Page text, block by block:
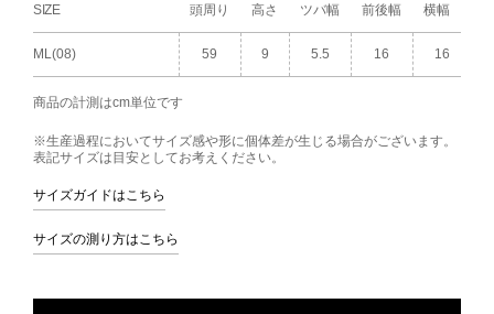
SIZE 頭周り 高さ ツバ幅 前後幅 横幅
ML(08) 59 9 5.5 16 16
商品の計測はcm単位です
※生産過程においてサイズ感や形に個体差が生じる場合がございます。
表記サイズは目安としてお考えください。
サイズガイドはこちら
サイズの測り方はこちら